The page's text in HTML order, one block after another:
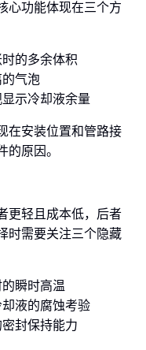
心功能体现在三个方
的多余体积
气泡
示冷却液余量
在安装位置和管路接
的原因。
更轻且成本低，后者
时需要关注三个隐藏
瞬时高温
液的腐蚀考验
封保持能力